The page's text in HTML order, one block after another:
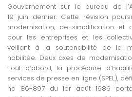
Gouvernement sur le bureau de
19 juin dernier. Cette révision
modernisation, de simplification et
pour les entreprises et les
veillant à la soutenabilité de la
habilitée. Deux axes de
Tout d’abord, la procédure
services de presse en ligne (SPEL),
no 86-897 du 1er août 1986